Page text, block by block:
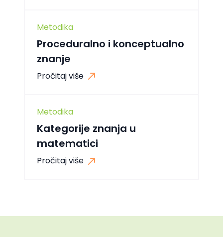
Metodika
Proceduralno i konceptualno
znanje
Pročitaj više
Metodika
Kategorije znanja u
matematici
Pročitaj više